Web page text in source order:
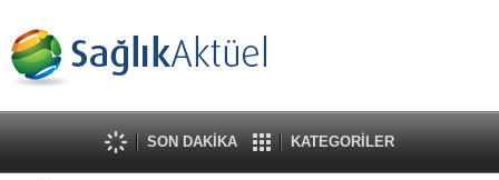
SON DAKİKA KATEGORİLER